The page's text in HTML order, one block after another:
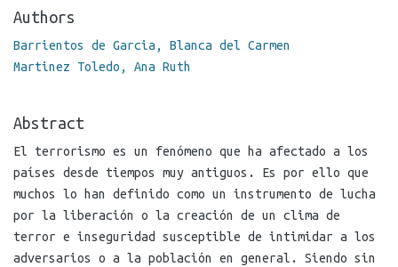
Authors
Barrientos de Garcia, Blanca del Carmen
Martinez Toledo, Ana Ruth
Abstract
El terrorismo es un fenómeno que ha afectado a los
países desde tiempos muy antiguos. Es por ello que
muchos lo han definido como un instrumento de lucha
por la liberación o la creación de un clima de
terror e inseguridad susceptible de intimidar a los
adversarios o a la población en general. Siendo sin